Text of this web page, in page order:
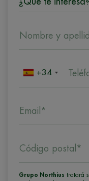
Nombre y
+34
Email*
Código postal*
Grupo Northius tratará